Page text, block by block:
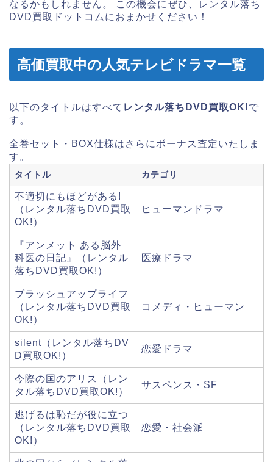
なるかもしれません。 この機会にぜひ、レンタル落ち
DVD買取ドットコムにおまかせください！
高価買取中の人気テレビドラマ一覧
以下のタイトルはすべて レンタル落ちDVD買取OK!で
す。
全巻セット・BOX仕様はさらにボーナス査定いたしま
す。
タイトル カテゴリ
不適切にもほどがある!
（レンタル落ちDVD買取
OK!）
ヒューマンドラマ
『アンメット ある脳外
科医の日記』（レンタル
落ちDVD買取OK!）
医療ドラマ
ブラッシュアップライフ
（レンタル落ちDVD買取
OK!）
コメディ・ヒューマン
silent（レンタル落ちDV
D買取OK!）
恋愛ドラマ
今際の国のアリス（レン
タル落ちDVD買取OK!）
サスペンス・SF
逃げるは恥だが役に立つ
（レンタル落ちDVD買取
OK!）
恋愛・社会派